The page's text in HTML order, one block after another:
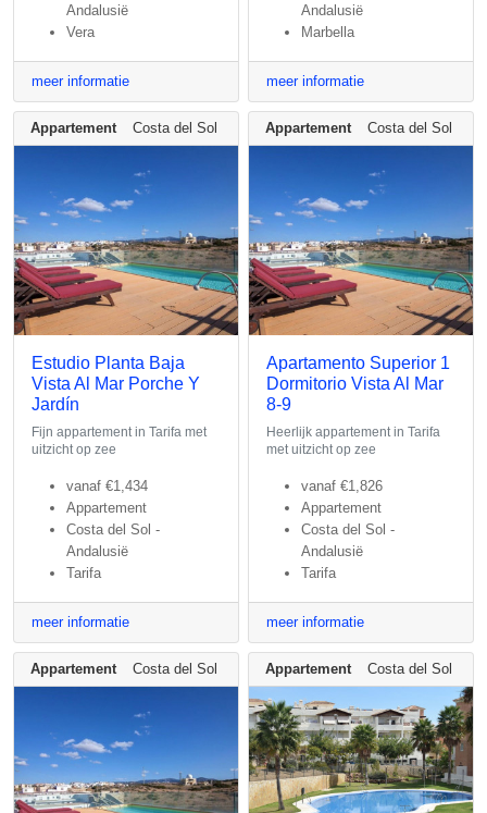
Andalusië
Vera
meer informatie
Andalusië
Marbella
meer informatie
Appartement Costa del Sol - Andalusië
Estudio Planta Baja
Vista Al Mar Porche Y
Jardín
Fijn appartement in Tarifa met
uitzicht op zee
vanaf €1,434
Appartement
Costa del Sol -
Andalusië
Tarifa
meer informatie
Appartement Costa del Sol -
Apartamento Superior 1
Dormitorio Vista Al Mar
8-9
Heerlijk appartement in Tarifa
met uitzicht op zee
vanaf €1,826
Appartement
Costa del Sol -
Andalusië
Tarifa
meer informatie
Appartement Costa del Sol - AndalusiëAppartement Costa del Sol -